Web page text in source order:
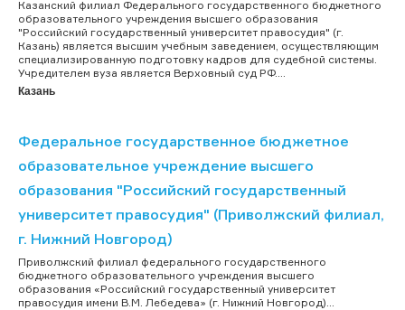
Казанский филиал Федерального государственного бюджетного
образовательного учреждения высшего образования
"Российский государственный университет правосудия" (г.
Казань) является высшим учебным заведением, осуществляющим
специализированную подготовку кадров для судебной системы.
Учредителем вуза является Верховный суд РФ....
Казань
Федеральное государственное бюджетное
образовательное учреждение высшего
образования "Российский государственный
университет правосудия" (Приволжский филиал,
г. Нижний Новгород)
Приволжский филиал федерального государственного
бюджетного образовательного учреждения высшего
образования «Российский государственный университет
правосудия имени В.М. Лебедева» (г. Нижний Новгород)...